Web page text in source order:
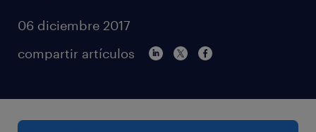
06 diciembre 2017
compartir artículos